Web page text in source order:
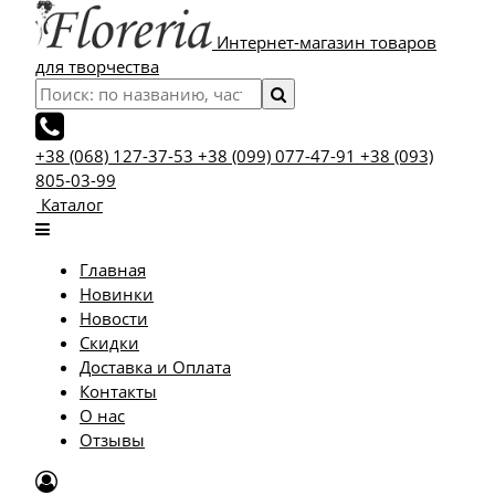
Интернет-магазин товаров
для творчества
+38 (068) 127-37-53 +38 (099) 077-47-91 +38 (093)
805-03-99
Каталог
Главная
Новинки
Новости
Скидки
Доставка и Оплата
Контакты
О нас
Отзывы